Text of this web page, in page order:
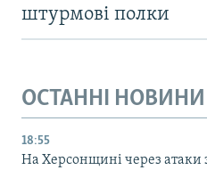
штурмові полки
ОСТАННІ НОВИНИ
18:55
На Херсонщині через атаки